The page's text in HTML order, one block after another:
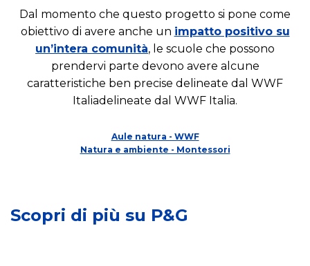
Dal momento che questo progetto si pone come
obiettivo di avere anche un impatto positivo su
un’intera comunità, le scuole che possono
prendervi parte devono avere alcune
caratteristiche ben precise delineate dal WWF
Italiadelineate dal WWF Italia.
Aule natura - WWF
Natura e ambiente - Montessori
Scopri di più su P&G
p
o
s
n
o
S
u